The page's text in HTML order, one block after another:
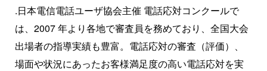
.日本電信電話ユーザ協会主催 電話応対コンクールで
は、2007 年より各地で審査員を務めており、全国大会
出場者の指導実績も豊富。電話応対の審査（評価）、
場面や状況にあったお客様満足度の高い電話応対を実